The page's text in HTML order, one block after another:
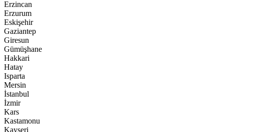
Erzincan
Erzurum
Eskişehir
Gaziantep
Giresun
Gümüşhane
Hakkari
Hatay
Isparta
Mersin
İstanbul
İzmir
Kars
Kastamonu
Kayseri